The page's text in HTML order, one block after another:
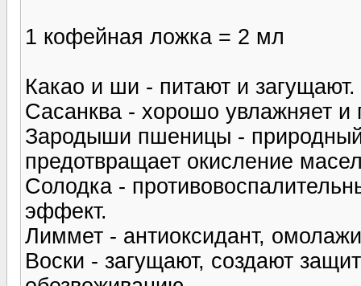
1 кофейная ложка = 2 мл
Какао и ши - питают и загущают.
Сасанква - хорошо увлажняет и
Зародыши пшеницы -
предотвращает окисление
Солодка -
эффект.
Лиммет - антиоксидант,
Воски - загущают, создают